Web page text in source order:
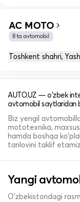
AC MOTO
8 ta avtomobil
Toshkent shahri,
AUTO.UZ — o'zbek
avtomobil saytlaridan
Biz yengil
mototexnika,
hamda boshqa
tanlovini taklif etamiz
Yangi
O'zbekistondagi